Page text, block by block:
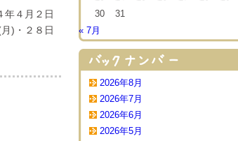
年４月２日
)・２８日
30
31
« 7月
2026年8月
2026年7月
2026年6月
2026年5月